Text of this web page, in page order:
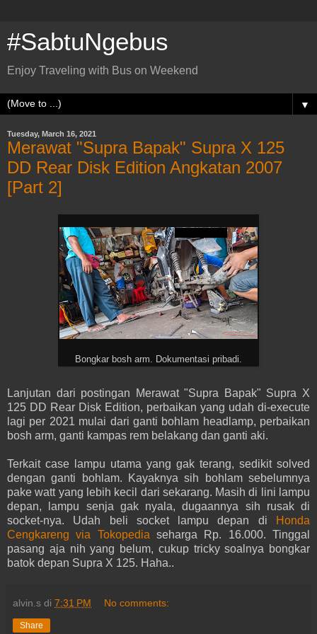
#SabtuNgebus
Enjoy Traveling with Bus on Weekend
▼
Tuesday, March 16, 2021
Merawat "Supra Bapak" Supra X 125
DD Rear Disk Edition Angkatan 2007
[Part 2]
Bongkar bosh arm. Dokumentasi pribadi.
Lanjutan dari postingan Merawat "Supra Bapak" Supra X
125 DD Rear Disk Edition, perbaikan yang udah di-execute
lagi per 2021 mulai dari ganti bohlam headlamp, perbaikan
bosh arm, ganti kampas rem belakang dan ganti aki.
Terkait case lampu utama yang gak terang, sedikit solved
dengan ganti bohlam. Kayaknya sih bohlam sebelumnya
pake watt yang lebih kecil dari sekarang. Masih di lini lampu
depan, lampu senja gak nyala, dugaannya sih rusak di
socket-nya. Udah beli socket lampu depan di
Honda
Cengkareng via Tokopedia seharga Rp. 16.000. Tinggal
pasang aja nih yang belum, cukup tricky soalnya bongkar
batok depan Supra X 125. Haha..
alvin.s di 7:31 PM No comments:
Share